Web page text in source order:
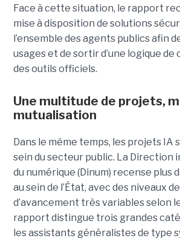
Face à cette situation, le rapport
mise à disposition de solutions
l’ensemble des agents publics afin
usages et de sortir d’une logique
des outils officiels.
Une multitude de projets,
mutualisation
Dans le même temps, les projets IA
sein du secteur public. La
du numérique (Dinum) recense plus
au sein de l’État, avec des niveaux
d’avancement très variables selon
rapport distingue trois grandes
les assistants généralistes de type